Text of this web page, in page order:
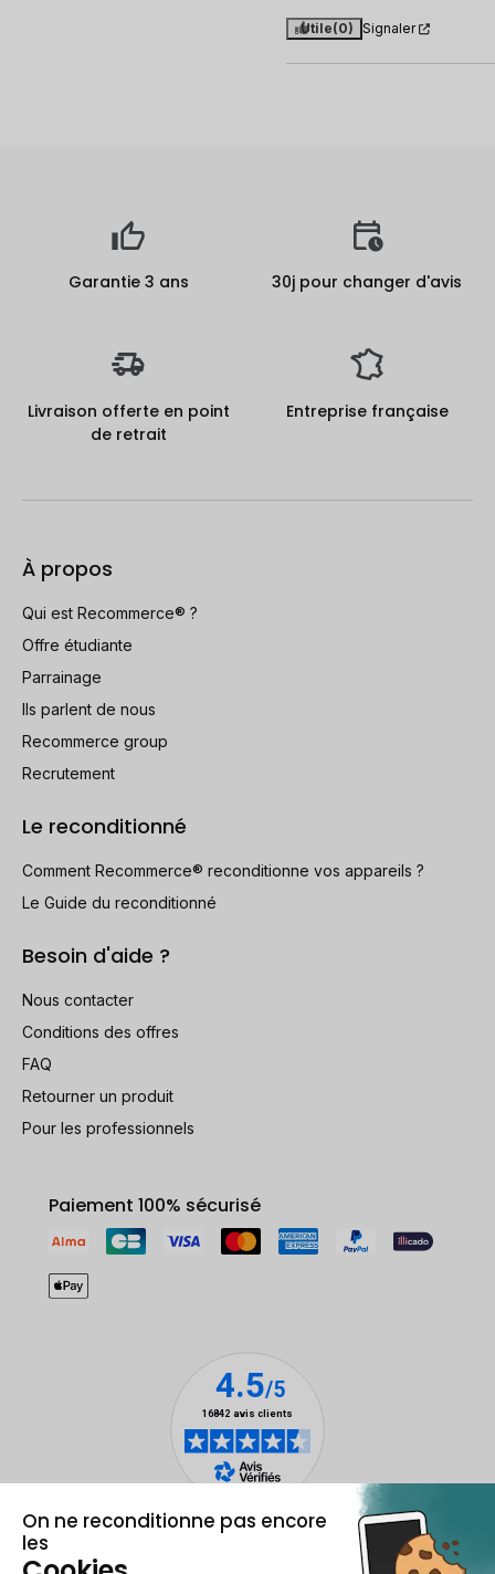
Utile(0) Signaler
Garantie 3 ans 30j pour changer d'avis
Livraison offerte en point
de retrait
Entreprise française
À propos
Qui est Recommerce® ?
Offre étudiante
Parrainage
Ils parlent de nous
Recommerce group
Recrutement
Le reconditionné
Comment Recommerce® reconditionne vos appareils ?
Le Guide du reconditionné
Besoin d'aide ?
Nous contacter
Conditions des offres
FAQ
Retourner un produit
Pour les professionnels
Paiement 100% sécurisé